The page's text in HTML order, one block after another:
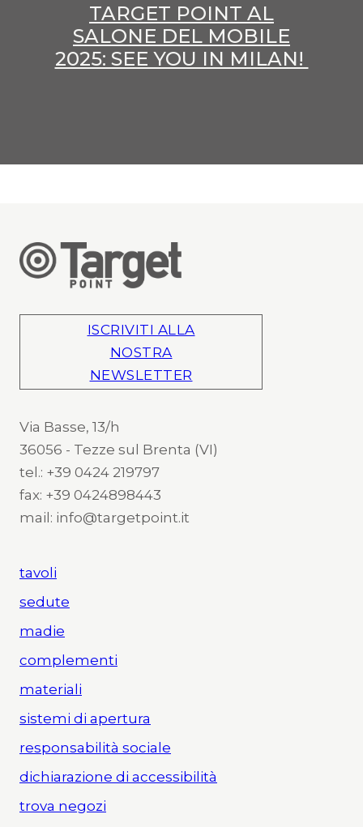
TARGET POINT AL
SALONE DEL MOBILE
2025: SEE YOU IN MILAN!
ISCRIVITI ALLA
NOSTRA
NEWSLETTER
Via Basse, 13/h
36056 - Tezze sul Brenta (VI)
tel.: +39 0424 219797
fax: +39 0424898443
mail: info@targetpoint.it
tavoli
sedute
madie
complementi
materiali
sistemi di apertura
responsabilità sociale
dichiarazione di accessibilità
trova negozi